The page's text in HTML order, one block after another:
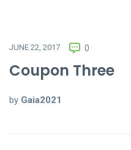
JUNE 22, 2017 0
Coupon Three
by Gaia2021